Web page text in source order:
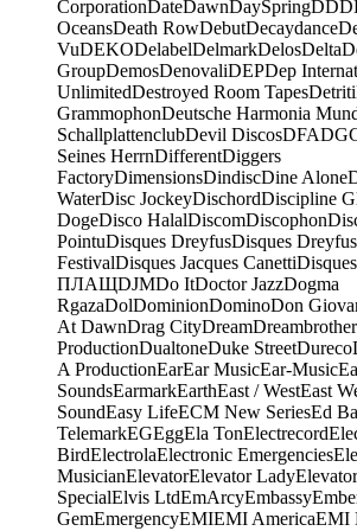
CorporationDateDawnDaySpringDDD
OceansDeath RowDebutDecaydance
VuDEKODelabelDelmarkDelosDelta
GroupDemosDenovaliDEPDep
UnlimitedDestroyed Room TapesDetriti
GrammophonDeutsche Harmonia
SchallplattenclubDevil DiscosDFA
Seines HerrnDifferentDiggers
FactoryDimensionsDindiscDine Alone
WaterDisc JockeyDischordDiscipline
DogeDisco HalalDiscomDiscophon
PointuDisques DreyfusDisques Dreyfus
FestivalDisques Jacques Canetti
ПЛАЩDJMDo ItDoctor JazzDogma
RgazaDolDominionDominoDon
At DawnDrag CityDreamDreambrother
ProductionDualtoneDuke StreetDureco
A ProductionEarEar MusicEar-Music
SoundsEarmarkEarthEast / WestEast
SoundEasy LifeECM New SeriesEd
TelemarkEGEggEla TonElectrecord
BirdElectrolaElectronic Emergencies
MusicianElevatorElevator Lady
SpecialElvis LtdEmArcyEmbassy
GemEmergencyEMIEMI AmericaEMI